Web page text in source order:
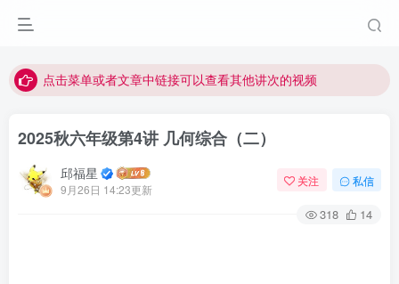
点击菜单或者文章中链接可以查看其他讲次的视频
视频无法观看的微信发消息给邱老师重置即可
2025秋六年级第4讲 几何综合（二）
邱福星
9月26日 14:23更新
关注 私信
318 14